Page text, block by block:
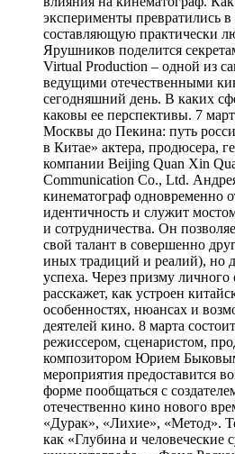
эксперименты превратились
составляющую практически
Ярушников поделится
Virtual Production – одной из
ведущими отечественными
сегодняшний день. В каких
каковы ее перспективы. 7
Москвы до Пекина: путь
в Китае» актера, продюсера,
компании Beijing Quan Xin
Communication Co., Ltd.
кинематограф одновременно
идентичность и служит
и сотрудничества. Он
свой талант в совершенно
иных традиций и реалий), но
успеха. Через призму
расскажет, как устроен
особенностях, нюансах и
деятелей кино. 8 марта
режиссером, сценаристом,
композитором Юрием
мероприятия предоставится
форме пообщаться с
отечественно кино нового
«Дурак», «Лихие», «Метод».
как «Глубина и человеческие